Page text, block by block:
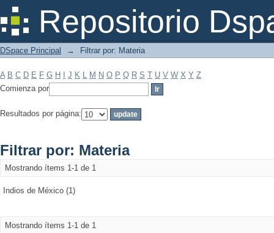
Repositorio
Filtrar por: Materia
DSpace Principal → Filtrar por: Materia
A B C D E F G H J K L M N O P Q R S T U V W X Y Z
Comienza por
Resultados por página:
Filtrar por: Materia
Mostrando ítems 1-1 de 1
Indios de México (1)
Mostrando ítems 1-1 de 1